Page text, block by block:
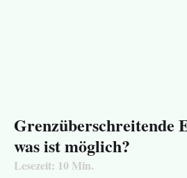
Grenzüberschreitende
was ist möglich?
Lesezeit: 10 Min.